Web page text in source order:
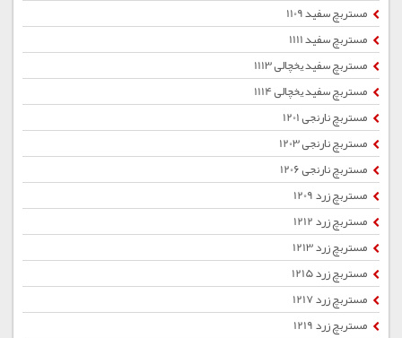
مستربچ سفید 1109
مستربچ سفید 1111
مستربچ سفید یخچالی 1113
مستربچ سفید یخچالی 1114
مستربچ نارنجی 1201
مستربچ نارنجی 1203
مستربچ نارنجی 1206
مستربچ زرد 1209
مستربچ زرد 1212
مستربچ زرد 1213
مستربچ زرد 1215
مستربچ زرد 1217
مستربچ زرد 1219